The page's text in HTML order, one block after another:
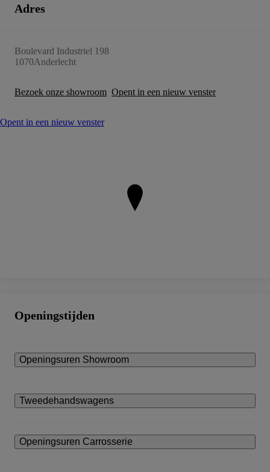
Adres
Boulevard Industriel 198
1070Anderlecht
Bezoek onze showroom Opent in een nieuw venster
Opent in een nieuw venster
Openingstijden
Openingsuren Showroom
Tweedehandswagens
Openingsuren Carrosserie